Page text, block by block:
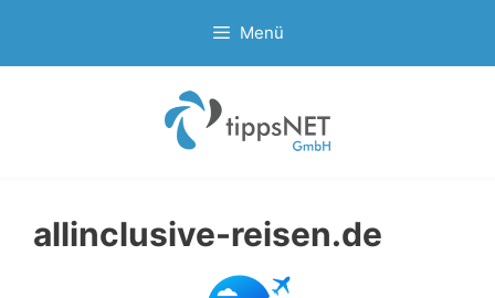
springen
Menü
allinclusive-reisen.de